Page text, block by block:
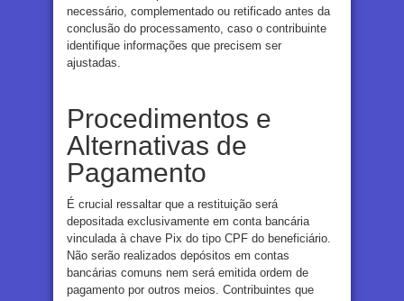
necessário, complementado ou retificado antes da
conclusão do processamento, caso o contribuinte
identifique informações que precisem ser
ajustadas.
Procedimentos e
Alternativas de
Pagamento
É crucial ressaltar que a restituição será
depositada exclusivamente em conta bancária
vinculada à chave Pix do tipo CPF do beneficiário.
Não serão realizados depósitos em contas
bancárias comuns nem será emitida ordem de
pagamento por outros meios. Contribuintes que